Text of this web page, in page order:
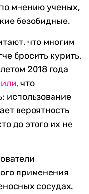
мнению ученых,
безобидные.
что многим
бросить курить,
2018 года
, что
использование
вероятность
до этого их не
применения
сосудах.